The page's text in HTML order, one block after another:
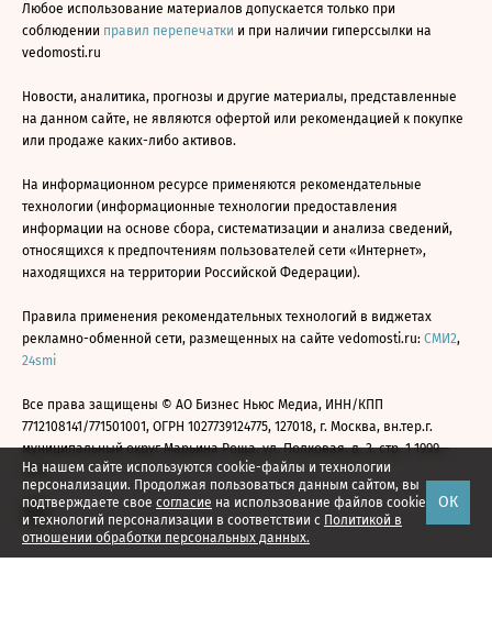
На нашем сайте используются cookie-файлы и технологии
персонализации. Продолжая пользоваться данным сайтом, вы
подтверждаете свое согласие на использование файлов cookie
и технологий персонализации в соответствии с Политикой в
отношении обработки персональных данных.
ОК
Любое использование материалов допускается только при
соблюдении правил перепечатки и при наличии гиперссылки на
vedomosti.ru
Новости, аналитика, прогнозы и другие материалы, представленные
на данном сайте, не являются офертой или рекомендацией к покупке
или продаже каких-либо активов.
На информационном ресурсе применяются рекомендательные
технологии (информационные технологии предоставления
информации на основе сбора, систематизации и анализа сведений,
относящихся к предпочтениям пользователей сети «Интернет»,
находящихся на территории Российской Федерации).
Правила применения рекомендательных технологий в виджетах
рекламно-обменной сети, размещенных на сайте vedomosti.ru: СМИ2,
24smi
Все права защищены © АО Бизнес Ньюс Медиа, ИНН/КПП
7712108141/771501001, ОГРН 1027739124775, 127018, г. Москва, вн.тер.г.
муниципальный округ Марьина Роща, ул. Полковая, д. 3, стр. 1 1999—
2026